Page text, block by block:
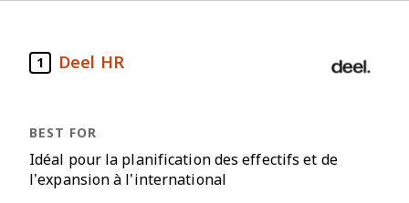
1 Deel HR
Idéal pour la planification des effectifs et de
l’expansion à l’international